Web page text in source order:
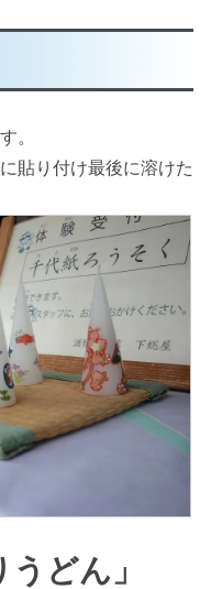
。
貼り付け最後に溶けた
どん」